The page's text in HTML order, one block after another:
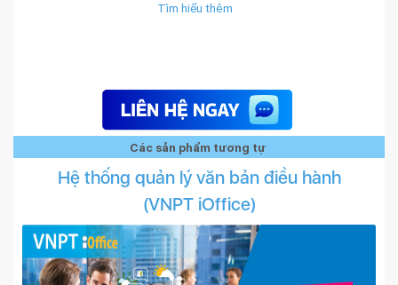
Tìm hiểu thêm
Các sản phẩm tương tự
Hệ thống quản lý văn bản điều hành
(VNPT iOffice)